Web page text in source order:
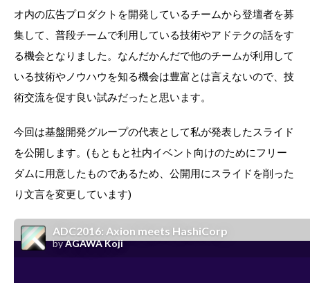
オ内の広告プロダクトを開発しているチームから登壇者を募
集して、普段チームで利用している技術やアドテクの話をす
る機会となりました。なんだかんだで他のチームが利用して
いる技術やノウハウを知る機会は豊富とは言えないので、技
術交流を促す良い試みだったと思います。
今回は基盤開発グループの代表として私が発表したスライド
を公開します。(もともと社内イベント向けのためにフリー
ダムに用意したものであるため、公開用にスライドを削った
り文言を変更しています)